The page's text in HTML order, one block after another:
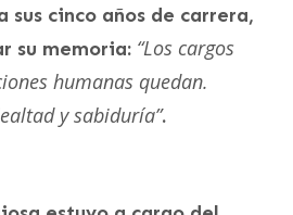
cinco años de carrera,
su memoria: “Los cargos
humanas quedan.
y sabiduría”.